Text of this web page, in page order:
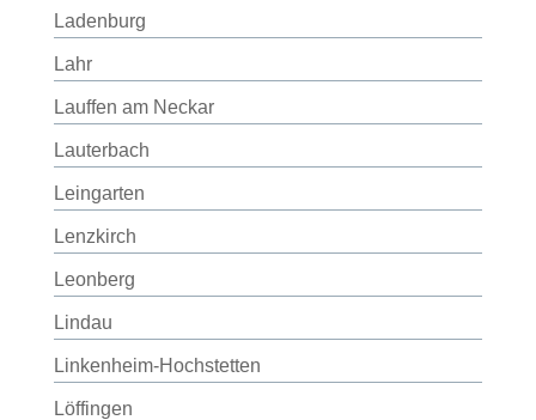
Ladenburg
Lahr
Lauffen am Neckar
Lauterbach
Leingarten
Lenzkirch
Leonberg
Lindau
Linkenheim-Hochstetten
Löffingen